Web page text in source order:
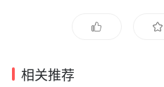
相关推荐